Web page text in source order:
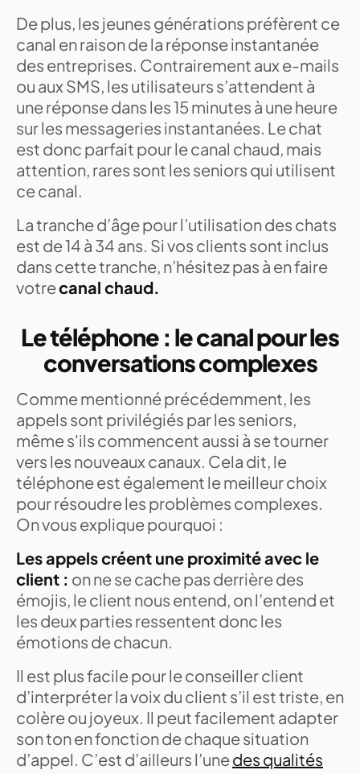
De plus, les jeunes générations préfèrent ce
canal en raison de la réponse instantanée
des entreprises. Contrairement aux e-mails
ou aux SMS, les utilisateurs s’attendent à
une réponse dans les 15 minutes à une heure
sur les messageries instantanées. Le chat
est donc parfait pour le canal chaud, mais
attention, rares sont les seniors qui utilisent
ce canal.
La tranche d’âge pour l’utilisation des chats
est de 14 à 34 ans. Si vos clients sont inclus
dans cette tranche, n’hésitez pas à en faire
votrecanal chaud.
Le téléphone : le canal pour les
conversations complexes
Comme mentionné précédemment, les
appels sont privilégiés par les seniors,
même s'ils commencent aussi à se tourner
vers les nouveaux canaux. Cela dit, le
téléphone est également le meilleur choix
pour résoudre les problèmes complexes.
On vous explique pourquoi :
Les appels créent une proximité avec le
client : on ne se cache pas derrière des
émojis, le client nous entend, on l’entend et
les deux parties ressentent donc les
émotions de chacun.
Il est plus facile pour le conseiller client
d’interpréter la voix du client s’il est triste, en
colère ou joyeux. Il peut facilement adapter
son ton en fonction de chaque situation
d’appel. C’est d’ailleurs l’unedes qualités